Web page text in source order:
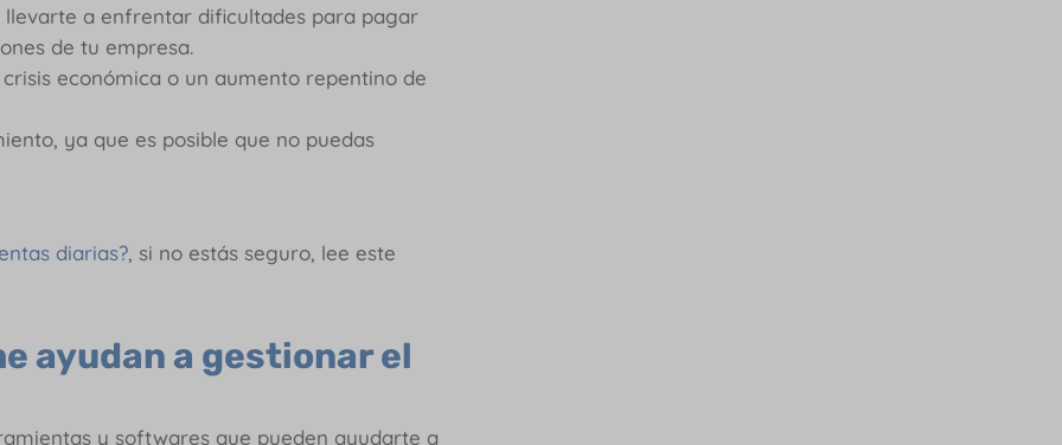
llevarte a enfrentar dificultades para pagar
de tu empresa.
económica o un aumento repentino de
ya que es posible que no puedas
diarias?, si no estás seguro, lee este
ayudan a gestionar el
y softwares que pueden ayudarte a